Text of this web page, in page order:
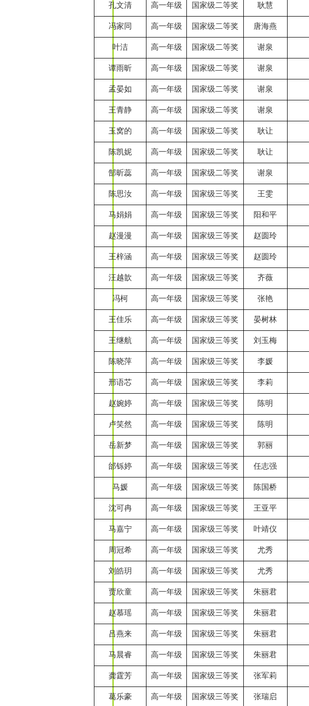
孔文清 高一年级 国家级二等奖 耿慧
冯家同 高一年级 国家级二等奖 唐海燕
叶洁 高一年级 国家级二等奖 谢泉
谭雨昕 高一年级 国家级二等奖 谢泉
孟晏如 高一年级 国家级二等奖 谢泉
王青静 高一年级 国家级二等奖 谢泉
玉窝的 高一年级 国家级二等奖 耿让
陈凯妮 高一年级 国家级二等奖 耿让
郜昕蕊 高一年级 国家级二等奖 谢泉
陈思汝 高一年级 国家级三等奖 王雯
马娟娟 高一年级 国家级三等奖 阳和平
赵漫漫 高一年级 国家级三等奖 赵圆玲
王梓涵 高一年级 国家级三等奖 赵圆玲
汪越歆 高一年级 国家级三等奖 齐薇
冯柯 高一年级 国家级三等奖 张艳
王佳乐 高一年级 国家级三等奖 晏树林
王继航 高一年级 国家级三等奖 刘玉梅
陈晓萍 高一年级 国家级三等奖 李媛
邢语芯 高一年级 国家级三等奖 李莉
赵婉婷 高一年级 国家级三等奖 陈明
卢笑然 高一年级 国家级三等奖 陈明
岳新梦 高一年级 国家级三等奖 郭丽
邰铄婷 高一年级 国家级三等奖 任志强
马媛 高一年级 国家级三等奖 陈国桥
沈可冉 高一年级 国家级三等奖 王亚平
马嘉宁 高一年级 国家级三等奖 叶靖仪
周冠希 高一年级 国家级三等奖 尤秀
刘皓玥 高一年级 国家级三等奖 尤秀
贾欣童 高一年级 国家级三等奖 朱丽君
赵慕瑶 高一年级 国家级三等奖 朱丽君
吕燕来 高一年级 国家级三等奖 朱丽君
马晨睿 高一年级 国家级三等奖 朱丽君
龚霆芳 高一年级 国家级三等奖 张军莉
葛乐豪 高一年级 国家级三等奖 张瑞启